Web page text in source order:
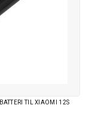
BATTERI TIL XIAOMI 12S